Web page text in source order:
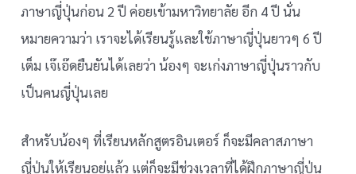
ภาษาญี่ปุ่นก่อน 2 ปี ค่อยเข้ามหาวิทยาลัย อีก 4 ปี นั่น
หมายความว่า เราจะได้เรียนรู้และใช้ภาษาญี่ปุ่นยาวๆ 6 ปี
เต็ม เจ๊เอ๊ดยืนยันได้เลยว่า น้องๆ จะเก่งภาษาญี่ปุ่นราวกับ
เป็นคนญี่ปุ่นเลย
สำหรับน้องๆ ที่เรียนหลักสูตรอินเตอร์ ก็จะมีคลาสภาษา
ญี่ปุ่นให้เรียนอยู่แล้ว แต่ก็จะมีช่วงเวลาที่ได้ฝึกภาษาญี่ปุ่น